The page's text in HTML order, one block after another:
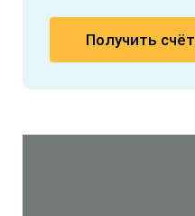
Получить счёт